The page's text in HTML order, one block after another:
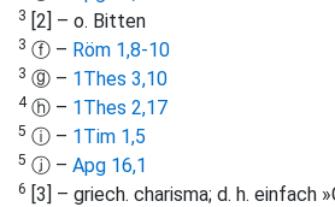
3 [2] – o. Bitten
3 ⓕ – Röm 1,8-10
3 ⓖ – 1Thes 3,10
4ⓗ – 1Thes 2,17
5 ⓘ – 1Tim 1,5
5 ⓙ – Apg 16,1
6 [3] – griech. charisma; d. h. einfach